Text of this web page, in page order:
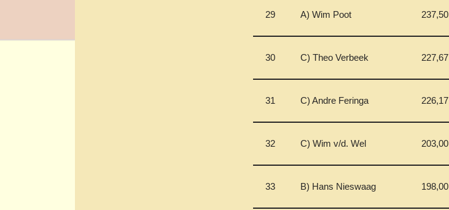
29 A) Wim Poot 237,50
30 C) Theo Verbeek 227,67
31 C) Andre Feringa 226,17
32 C) Wim v/d. Wel 203,00
33 B) Hans Nieswaag 198,00